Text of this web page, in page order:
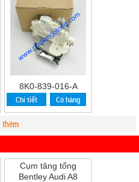
8K0-839-016-A
Chi tiết Có hàng
thêm
Cụm tăng tổng
Bentley Audi A8